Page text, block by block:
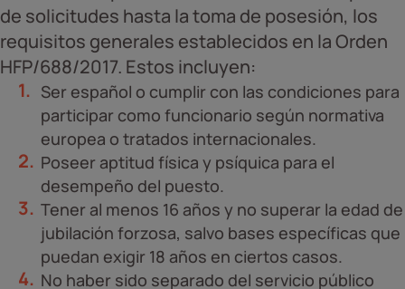
de solicitudes hasta la toma de posesión, los
requisitos generales establecidos en la Orden
HFP/688/2017. Estos incluyen:
Ser español o cumplir con las condiciones para
participar como funcionario según normativa
europea o tratados internacionales.
Poseer aptitud física y psíquica para el
desempeño del puesto.
Tener al menos 16 años y no superar la edad de
jubilación forzosa, salvo bases específicas que
puedan exigir 18 años en ciertos casos.
No haber sido separado del servicio público